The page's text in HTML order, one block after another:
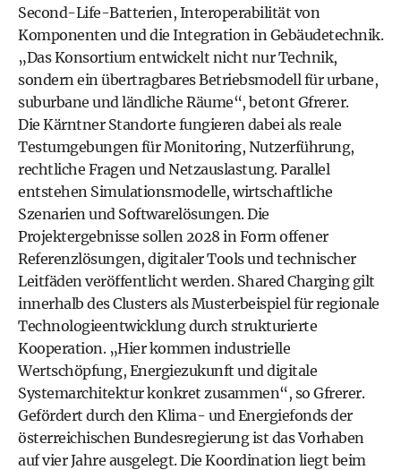
Second-Life-Batterien, Interoperabilität von
Komponenten und die Integration in Gebäudetechnik.
„Das Konsortium entwickelt nicht nur Technik,
sondern ein übertragbares Betriebsmodell für urbane,
suburbane und ländliche Räume“, betont Gfrerer.
Die Kärntner Standorte fungieren dabei als reale
Testumgebungen für Monitoring, Nutzerführung,
rechtliche Fragen und Netzauslastung. Parallel
entstehen Simulationsmodelle, wirtschaftliche
Szenarien und Softwarelösungen. Die
Projektergebnisse sollen 2028 in Form offener
Referenzlösungen, digitaler Tools und technischer
Leitfäden veröffentlicht werden. Shared Charging gilt
innerhalb des Clusters als Musterbeispiel für regionale
Technologieentwicklung durch strukturierte
Kooperation. „Hier kommen industrielle
Wertschöpfung, Energiezukunft und digitale
Systemarchitektur konkret zusammen“, so Gfrerer.
Gefördert durch den Klima- und Energiefonds der
österreichischen Bundesregierung ist das Vorhaben
auf vier Jahre ausgelegt. Die Koordination liegt beim